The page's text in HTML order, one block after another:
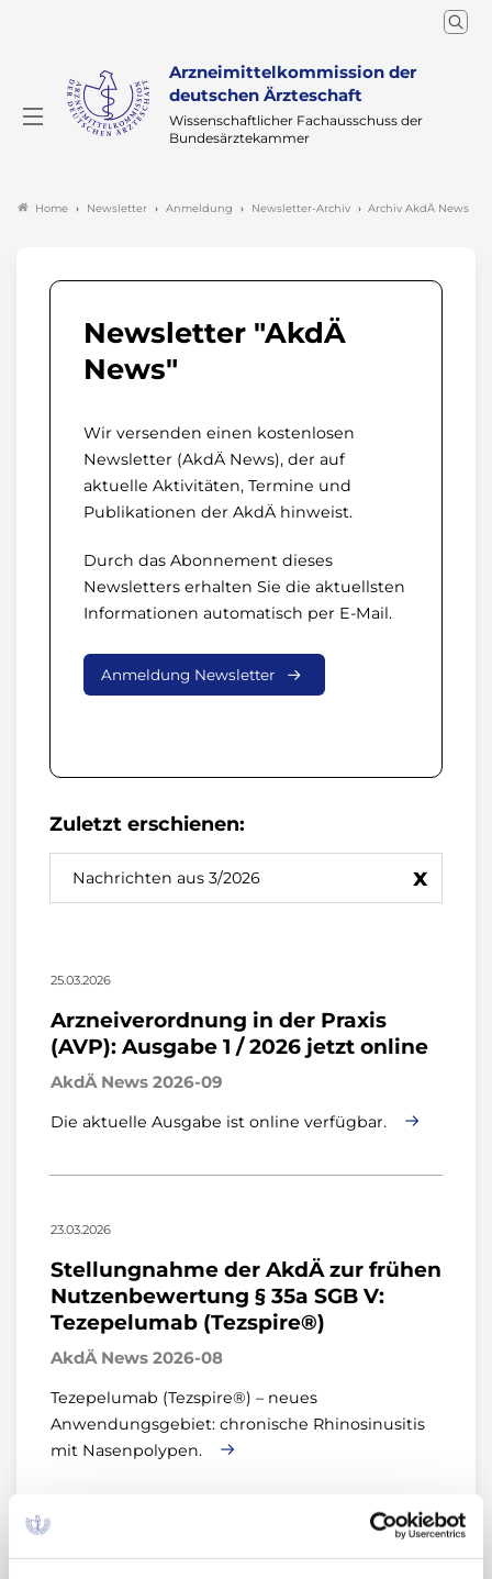
Arzneimittelkommission der
deutschen Ärzteschaft
Wissenschaftlicher Fachausschuss der
Bundesärztekammer
Home Newsletter Anmeldung Newsletter-Archiv Archiv AkdÄ News
Newsletter "AkdÄ
News"
Wir versenden einen kostenlosen
Newsletter (AkdÄ News), der auf
aktuelle Aktivitäten, Termine und
Publikationen der AkdÄ hinweist.
Durch das Abonnement dieses
Newsletters erhalten Sie die aktuellsten
Informationen automatisch per E-Mail.
Anmeldung Newsletter
Zuletzt erschienen:
Nachrichten aus 3/2026 x
25.03.2026
Arzneiverordnung in der Praxis
(AVP): Ausgabe 1 / 2026 jetzt online
AkdÄ News 2026-09
Die aktuelle Ausgabe ist online verfügbar.
23.03.2026
Stellungnahme der AkdÄ zur frühen
Nutzenbewertung § 35a SGB V:
Tezepelumab (Tezspire®)
AkdÄ News 2026-08
Tezepelumab (Tezspire®) – neues
Anwendungsgebiet: chronische Rhinosinusitis
mit Nasenpolypen.
20.03.2026